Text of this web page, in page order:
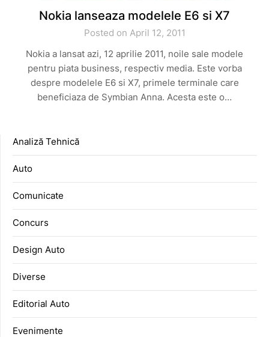
Nokia lanseaza modelele E6 si X7
Posted on April 12, 2011
Nokia a lansat azi, 12 aprilie 2011, noile sale modele
pentru piata business, respectiv media. Este vorba
despre modelele E6 si X7, primele terminale care
beneficiaza de Symbian Anna. Acesta este o…
Analiză Tehnică
Auto
Comunicate
Concurs
Design Auto
Diverse
Editorial Auto
Evenimente